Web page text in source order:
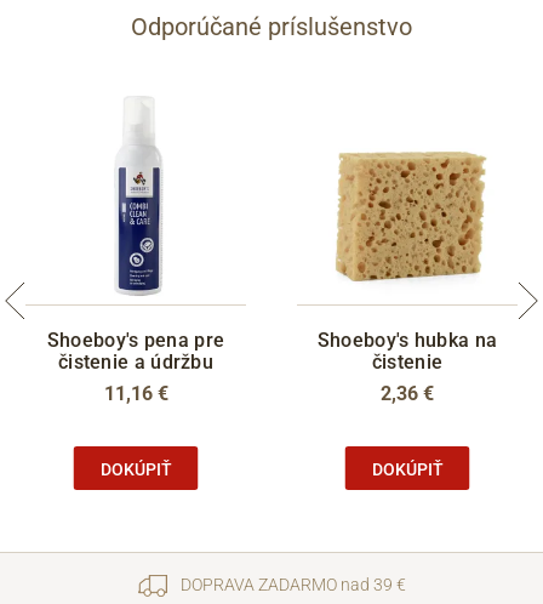
Odporúčané príslušenstvo
Shoeboy's pena pre
čistenie a údržbu
11,16 €
DOKÚPIŤ
Shoeboy's hubka na
čistenie
2,36 €
DOKÚPIŤ
DOPRAVA ZADARMO nad 39 €